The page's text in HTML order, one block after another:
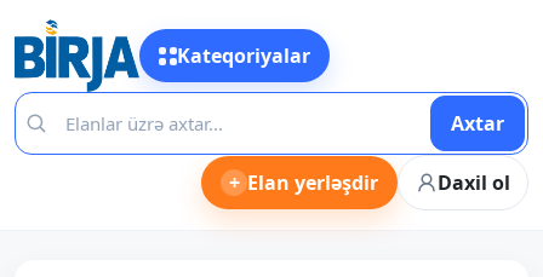
Kateqoriyalar
Axtar
+ Elan yerləşdir Daxil ol